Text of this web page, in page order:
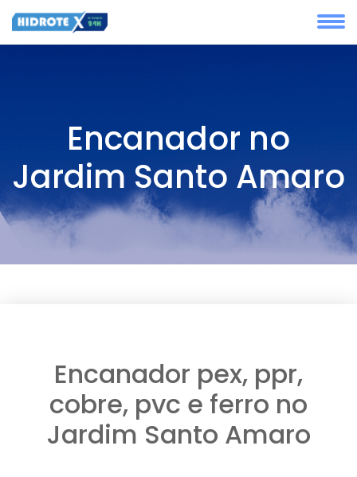
Encanador no
Jardim Santo Amaro
Encanador pex, ppr,
cobre, pvc e ferro no
Jardim Santo Amaro